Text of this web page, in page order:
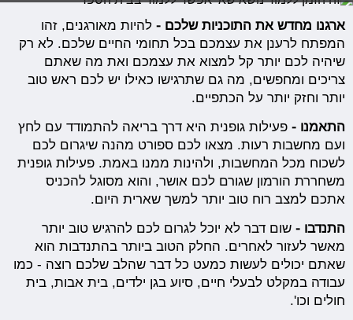
ארגנו מחדש את התוכניות שלכם -להיות מאורגנים, זהו
המפתח לרענן את עצמכם בכל תחומי החיים שלכם. לא רק
שיהיה לכם יותר קל למצוא את עצמכם ואת מה שאתם
צריכים ומחפשים, מה גם שתרגישו כאילו יש לכם ראש טוב
יותר וחזק יותר על הכתפיים.
התאמנו -פעילות גופנית היא דרך בריאה להתמודד עם לחץ
ועם מחשבות רעות. מצאו לכם ספורט מהנה שיגרום לכם
לשכוח מכל המחשבות, ולהינות ממנו באמת. פעילות גופנית
משחררת הורמון שגורם לכם אושר, והוא מסוגל להכניס
אתכם למצב רוח טוב יותר למשך שארית היום.
התנדבו -שום דבר לא יוכל לגרום לכם להרגיש טוב יותר
מאשר לעזור לאחרים. החלק הטוב ביותר בהתנדבות הוא
שאתם יכולים לעשות כמעט כל דבר שהלב שלכם רוצה - כמו
עבודה במקלט לבעלי חיים, סיוע בגן ילדים, בית אבות, בית
חולים וכו'.